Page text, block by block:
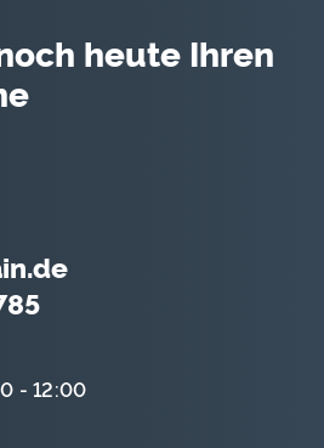
heute Ihren
- 12:00